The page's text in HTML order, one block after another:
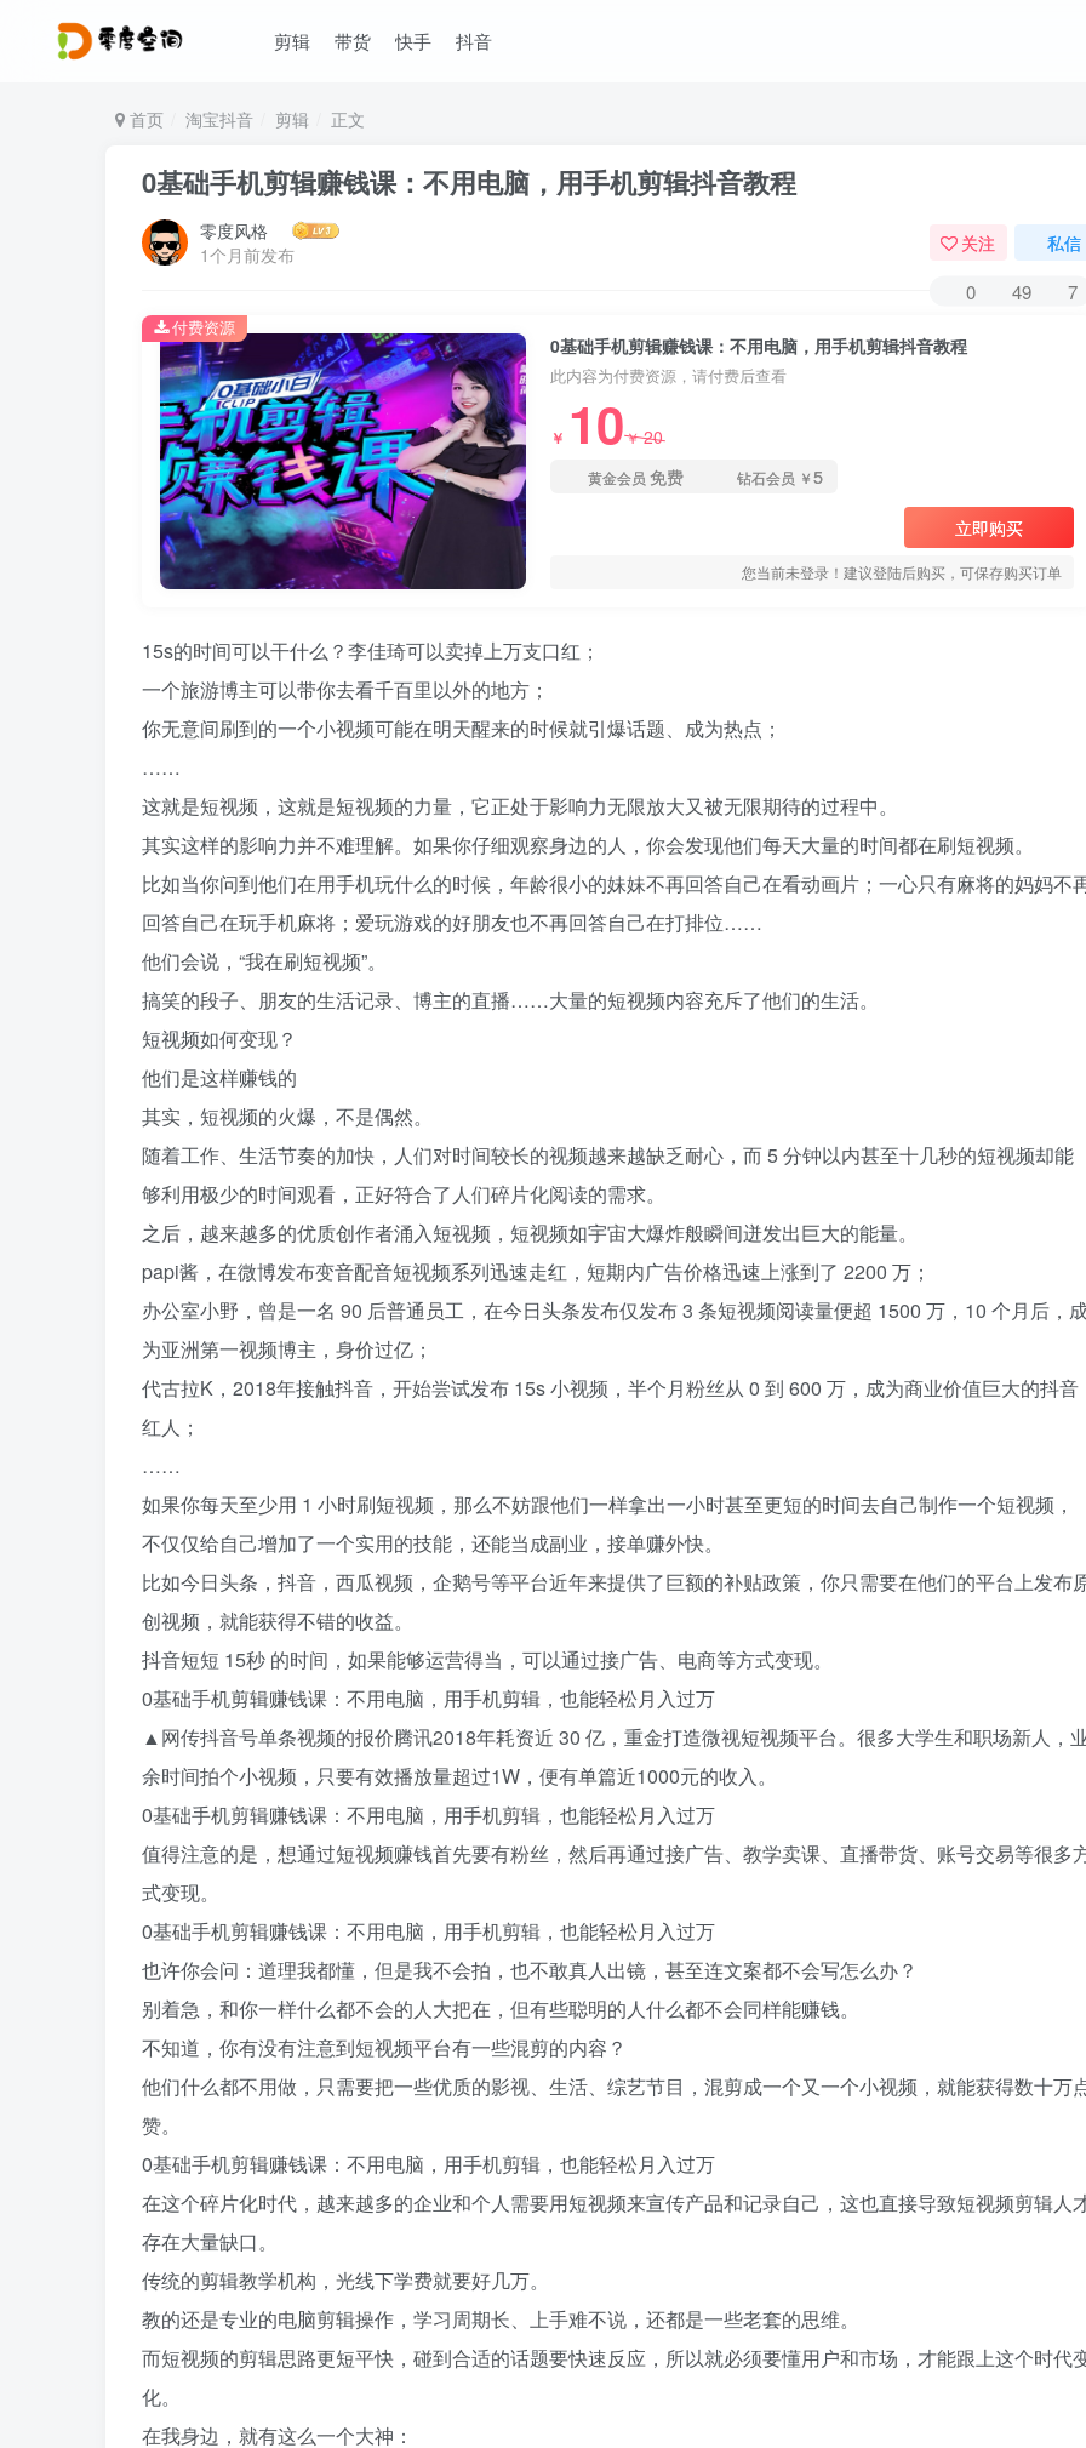
剪辑 带货 快手 抖音
首页 淘宝抖音 剪辑 正文
0基础手机剪辑赚钱课：不用电脑，用手机剪辑抖音教程
零度风格
1个月前发布
关注 私信
0 49 7
0基础手机剪辑赚钱课：不用电脑，用手机剪辑抖音教程
此内容为付费资源，请付费后查看
￥ 10￥20
黄金会员 免费 钻石会员 ￥5
立即购买
您当前未登录！建议登陆后购买，可保存购买订单
付费资源
15s的时间可以干什么？李佳琦可以卖掉上万支口红；
一个旅游博主可以带你去看千百里以外的地方；
你无意间刷到的一个小视频可能在明天醒来的时候就引爆话题、成为热点；
……
这就是短视频，这就是短视频的力量，它正处于影响力无限放大又被无限期待的过程中。
其实这样的影响力并不难理解。如果你仔细观察身边的人，你会发现他们每天大量的时间都在刷短视频。
比如当你问到他们在用手机玩什么的时候，年龄很小的妹妹不再回答自己在看动画片；一心只有麻将的妈妈不
回答自己在玩手机麻将；爱玩游戏的好朋友也不再回答自己在打排位……
他们会说，“我在刷短视频”。
搞笑的段子、朋友的生活记录、博主的直播……大量的短视频内容充斥了他们的生活。
短视频如何变现？
他们是这样赚钱的
其实，短视频的火爆，不是偶然。
随着工作、生活节奏的加快，人们对时间较长的视频越来越缺乏耐心，而 5 分钟以内甚至十几秒的短视频却能
够利用极少的时间观看，正好符合了人们碎片化阅读的需求。
之后，越来越多的优质创作者涌入短视频，短视频如宇宙大爆炸般瞬间迸发出巨大的能量。
papi酱，在微博发布变音配音短视频系列迅速走红，短期内广告价格迅速上涨到了 2200 万；
办公室小野，曾是一名 90 后普通员工，在今日头条发布仅发布 3 条短视频阅读量便超 1500 万，10 个月后，
为亚洲第一视频博主，身价过亿；
代古拉K，2018年接触抖音，开始尝试发布 15s 小视频，半个月粉丝从 0 到 600 万，成为商业价值巨大的抖音
红人；
……
如果你每天至少用 1 小时刷短视频，那么不妨跟他们一样拿出一小时甚至更短的时间去自己制作一个短视频，
不仅仅给自己增加了一个实用的技能，还能当成副业，接单赚外快。
比如今日头条，抖音，西瓜视频，企鹅号等平台近年来提供了巨额的补贴政策，你只需要在他们的平台上发布
创视频，就能获得不错的收益。
抖音短短 15秒 的时间，如果能够运营得当，可以通过接广告、电商等方式变现。
0基础手机剪辑赚钱课：不用电脑，用手机剪辑，也能轻松月入过万
▲网传抖音号单条视频的报价腾讯2018年耗资近 30 亿，重金打造微视短视频平台。很多大学生和职场新人，
余时间拍个小视频，只要有效播放量超过1W，便有单篇近1000元的收入。
0基础手机剪辑赚钱课：不用电脑，用手机剪辑，也能轻松月入过万
值得注意的是，想通过短视频赚钱首先要有粉丝，然后再通过接广告、教学卖课、直播带货、账号交易等很多
式变现。
0基础手机剪辑赚钱课：不用电脑，用手机剪辑，也能轻松月入过万
也许你会问：道理我都懂，但是我不会拍，也不敢真人出镜，甚至连文案都不会写怎么办？
别着急，和你一样什么都不会的人大把在，但有些聪明的人什么都不会同样能赚钱。
不知道，你有没有注意到短视频平台有一些混剪的内容？
他们什么都不用做，只需要把一些优质的影视、生活、综艺节目，混剪成一个又一个小视频，就能获得数十万
赞。
0基础手机剪辑赚钱课：不用电脑，用手机剪辑，也能轻松月入过万
在这个碎片化时代，越来越多的企业和个人需要用短视频来宣传产品和记录自己，这也直接导致短视频剪辑人
存在大量缺口。
传统的剪辑教学机构，光线下学费就要好几万。
教的还是专业的电脑剪辑操作，学习周期长、上手难不说，还都是一些老套的思维。
而短视频的剪辑思路更短平快，碰到合适的话题要快速反应，所以就必须要懂用户和市场，才能跟上这个时代
化。
在我身边，就有这么一个大神：